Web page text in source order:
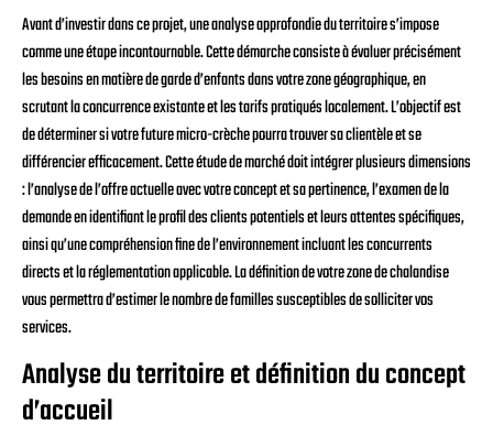
Avant d’investir dans ce projet, une analyse approfondie du territoire s’impose
comme une étape incontournable. Cette démarche consiste à évaluer précisément
les besoins en matière de garde d’enfants dans votre zone géographique, en
scrutant la concurrence existante et les tarifs pratiqués localement. L’objectif est
de déterminer si votre future micro-crèche pourra trouver sa clientèle et se
différencier efficacement. Cette étude de marché doit intégrer plusieurs dimensions
: l’analyse de l’offre actuelle avec votre concept et sa pertinence, l’examen de la
demande en identifiant le profil des clients potentiels et leurs attentes spécifiques,
ainsi qu’une compréhension fine de l’environnement incluant les concurrents
directs et la réglementation applicable. La définition de votre zone de chalandise
vous permettra d’estimer le nombre de familles susceptibles de solliciter vos
services.
Analyse du territoire et définition du concept
d’accueil